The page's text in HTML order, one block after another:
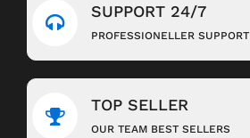
SUPPORT 24/7
PROFESSIONELLER SUPPORT
TOP SELLER
OUR TEAM BEST SELLERS